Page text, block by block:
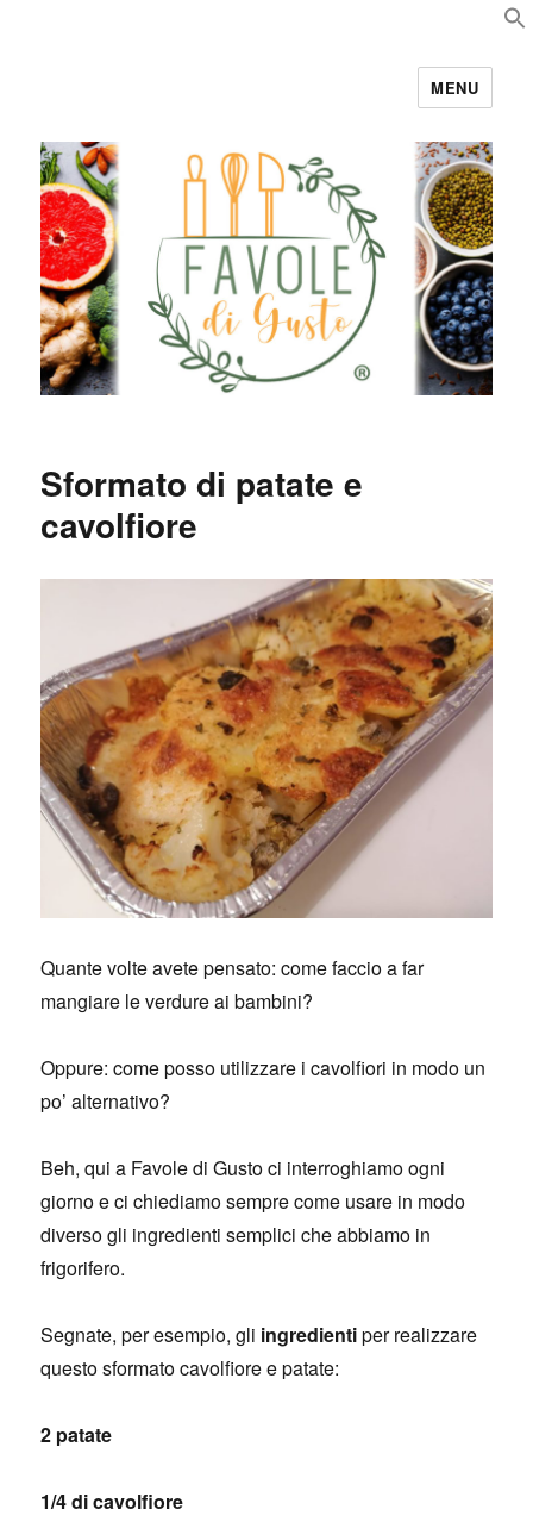
MENU
Sformato di patate e
cavolfiore
Quante volte avete pensato: come faccio a far
mangiare le verdure ai bambini?
Oppure: come posso utilizzare i cavolfiori in modo un
po’ alternativo?
Beh, qui a Favole di Gusto ci interroghiamo ogni
giorno e ci chiediamo sempre come usare in modo
diverso gli ingredienti semplici che abbiamo in
frigorifero.
Segnate, per esempio, gli ingredientiper realizzare
questo sformato cavolfiore e patate:
2 patate
1/4 di cavolfiore